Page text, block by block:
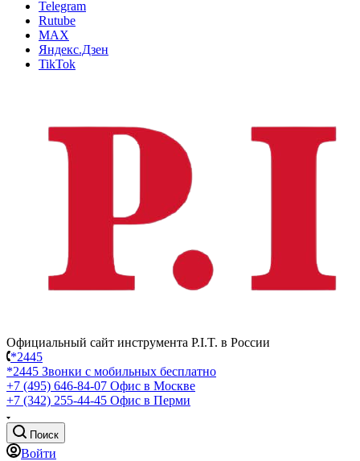
Telegram
Rutube
MAX
Яндекс.Дзен
TikTok
Официальный сайт инструмента P.I.T. в России
*2445
*2445 Звонки с мобильных бесплатно
+7 (495) 646-84-07 Офис в Москве
+7 (342) 255-44-45 Офис в Перми
Поиск
Войти